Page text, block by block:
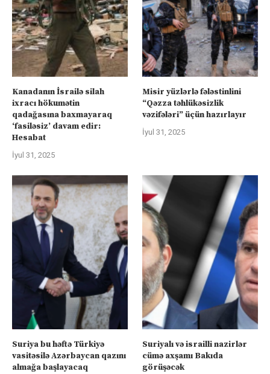
Kanadanın İsrailə silah
ixracı hökumətin
qadağasına baxmayaraq
‘fasiləsiz’ davam edir:
Hesabat
İyul 31, 2025
Misir yüzlərlə fələstinlini
“Qəzza təhlükəsizlik
vəzifələri” üçün hazırlayır
İyul 31, 2025
Suriya bu həftə Türkiyə
vasitəsilə Azərbaycan qazını
almağa başlayacaq
Suriyalı və israilli nazirlər
cümə axşamı Bakıda
görüşəcək